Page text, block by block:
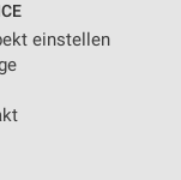
einstellen